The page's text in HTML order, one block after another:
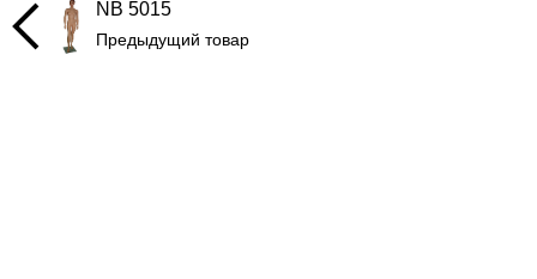
NB 5015
Предыдущий товар